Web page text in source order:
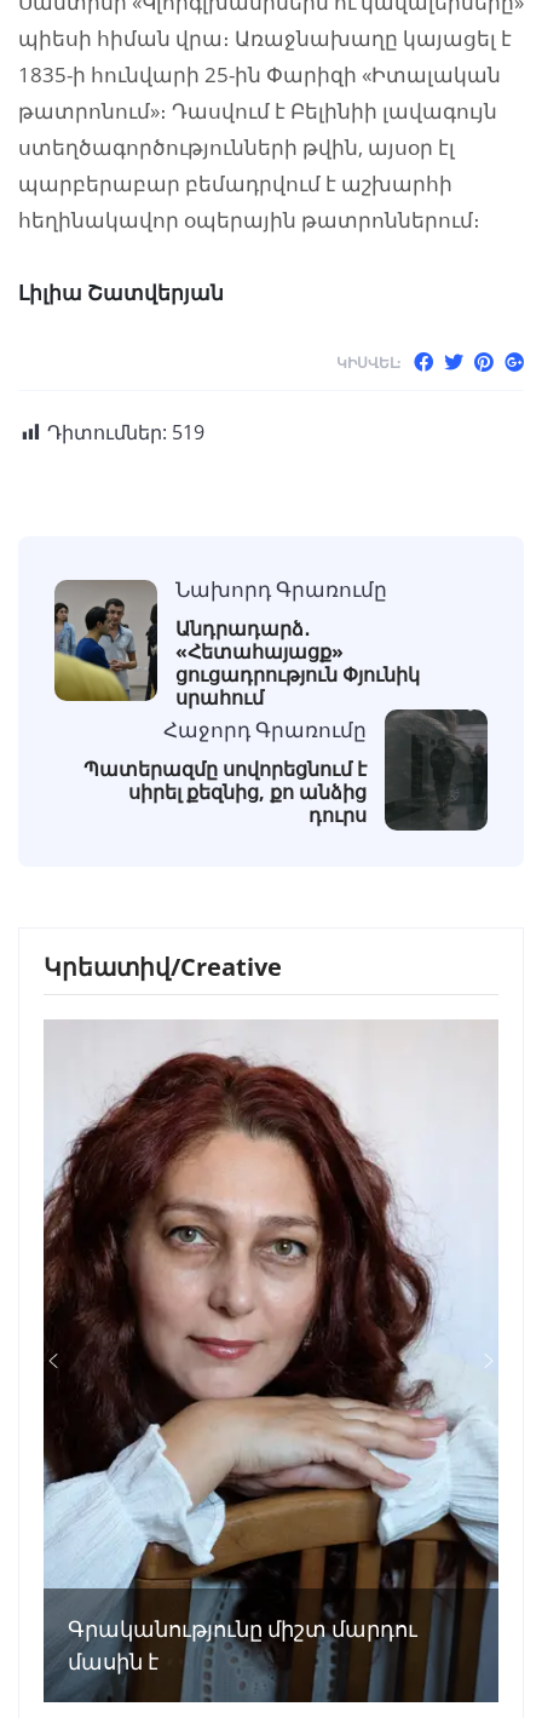
պիեսի հիման վրա։ Առաջնախաղը կայացել է
1835-ի հունվարի 25-ին Փարիզի «Իտալական
թատրոնում»։ Դասվում է Բելինիի լավագույն
ստեղծագործությունների թվին, այսօր էլ
պարբերաբար բեմադրվում է աշխարհի
հեղինակավոր օպերային թատրոններում։
Լիլիա Շատվերյան
ԿԻՍՎԵԼ:
Դիտումներ: 519
Նախորդ Գրառումը
Անդրադարձ․
«Հետահայացք»
ցուցադրություն Փյունիկ
սրահում
Հաջորդ Գրառումը
Պատերազմը սովորեցնում է
սիրել քեզնից, քո անձից
դուրս
Կրեատիվ/Creative
Գրականությունը միշտ մարդու
մասին է